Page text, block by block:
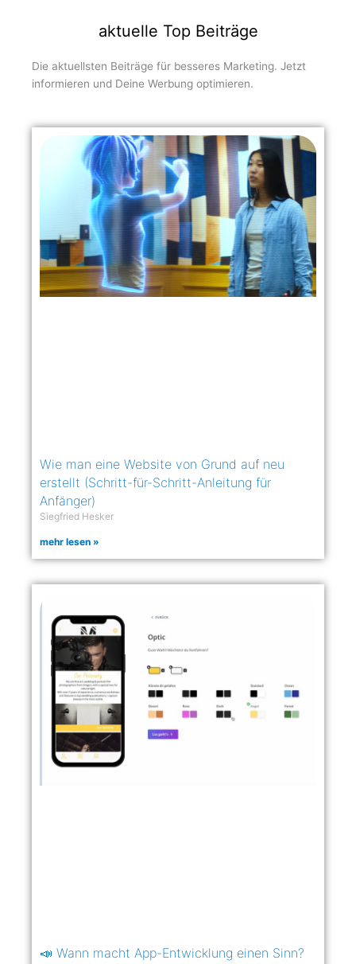
aktuelle Top Beiträge
Die aktuellsten Beiträge für besseres Marketing. Jetzt
informieren und Deine Werbung optimieren.
Wie man eine Website von Grund auf neu
erstellt (Schritt-für-Schritt-Anleitung für
Anfänger)
Siegfried Hesker
mehr lesen »
📣 Wann macht App-Entwicklung einen Sinn?